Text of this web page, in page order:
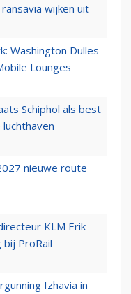
wijken uit
Washington Dulles
Lounges
Schiphol als best
nieuwe route
KLM Erik
bij ProRail
Izhavia in